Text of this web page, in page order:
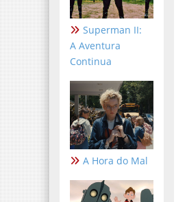
Superman II:
A Aventura
Continua
A Hora do Mal